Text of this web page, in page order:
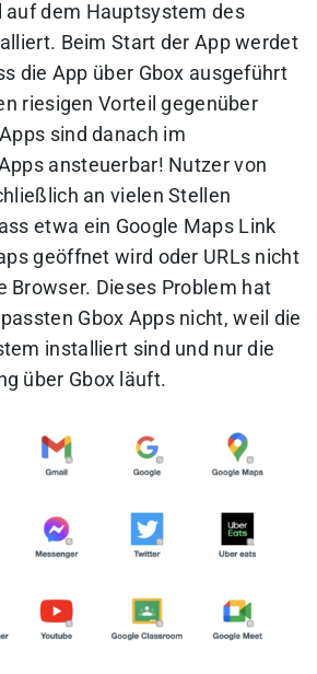
auf dem Hauptsystem des
Beim Start der App werdet
die App über Gbox ausgeführt
riesigen Vorteil gegenüber
sind danach im
ansteuerbar! Nutzer von
an vielen Stellen
etwa ein Google Maps Link
geöffnet wird oder URLs nicht
Browser. Dieses Problem hat
Gbox Apps nicht, weil die
installiert sind und nur die
über Gbox läuft.